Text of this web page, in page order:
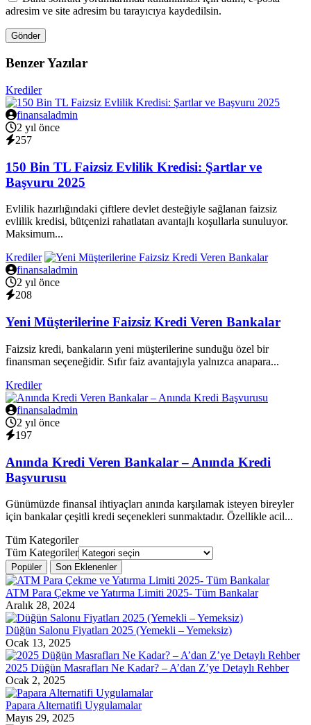
adresim ve site adresim bu tarayıcıya kaydedilsin.
Gönder
Benzer Yazılar
Krediler
finansaladmin
2 yıl önce
257
150 Bin TL Faizsiz Evlilik Kredisi: Şartlar ve
Başvuru 2025
Evlilik hazırlığındaki çiftlere devlet desteğiyle sağlanan faizsiz
evlilik kredisi, bütçenizi rahatlatan avantajlı koşullarla sunuluyor.
Maksimum...
Krediler
finansaladmin
2 yıl önce
208
Yeni Müşterilerine Faizsiz Kredi Veren Bankalar
Faizsiz kredi, bankaların yeni müşterilerine sunduğu özel bir
finansman seçeneğidir. Sıfır faiz avantajıyla yalnızca anapara...
Krediler
finansaladmin
2 yıl önce
197
Anında Kredi Veren Bankalar – Anında Kredi
Başvurusu
Günümüzde finansal ihtiyaçları anında karşılamak isteyen bireyler
için bankalar çeşitli kredi seçenekleri sunmaktadır. Özellikle acil...
Tüm Kategoriler
Tüm Kategoriler
Popüler Son Eklenenler
ATM Para Çekme ve Yatırma Limiti 2025- Tüm Bankalar
Aralık 28, 2024
Düğün Salonu Fiyatları 2025 (Yemekli – Yemeksiz)
Ocak 13, 2025
2025 Düğün Masrafları Ne Kadar? – A’dan Z’ye Detaylı Rehber
Ocak 2, 2025
Papara Alternatifi Uygulamalar
Mayıs 29, 2025